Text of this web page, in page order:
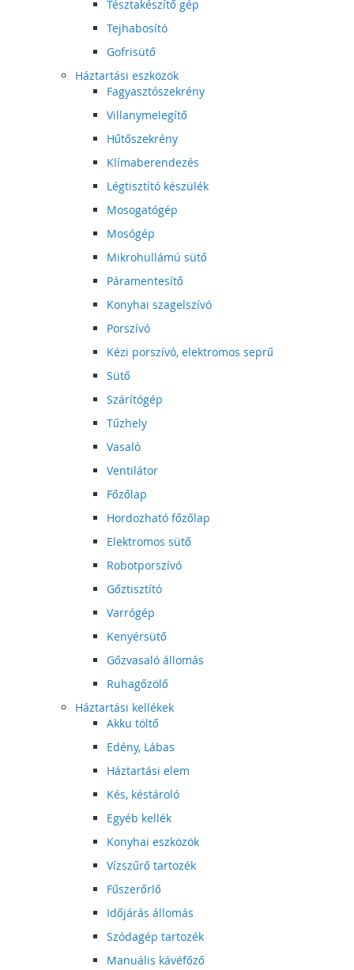
Tésztakészítő gép
Tejhabosító
Gofrisütő
Háztartási eszközök
Fagyasztószekrény
Villanymelegítő
Hűtőszekrény
Klímaberendezés
Légtisztító készülék
Mosogatógép
Mosógép
Mikrohullámú sütő
Páramentesítő
Konyhai szagelszívó
Porszívó
Kézi porszívó, elektromos seprű
Sütő
Szárítógép
Tűzhely
Vasaló
Ventilátor
Főzőlap
Hordozható főzőlap
Elektromos sütő
Robotporszívó
Gőztisztító
Varrógép
Kenyérsütő
Gőzvasaló állomás
Ruhagőzölő
Háztartási kellékek
Akku töltő
Edény, Lábas
Háztartási elem
Kés, késtároló
Egyéb kellék
Konyhai eszközök
Vízszűrő tartozék
Fűszerőrlő
Időjárás állomás
Szódagép tartozék
Manuális kávéfőző